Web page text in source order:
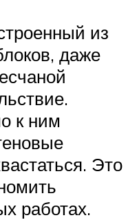
из
даже
к ним
Это
работах.